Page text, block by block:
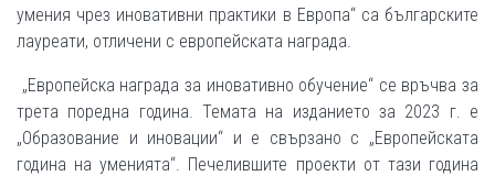
умения чрез иновативни практики в Европа“ са българските
лауреати, отличени с европейската награда.
„Европейска награда за иновативно обучение“ се връчва за
трета поредна година. Темата на изданието за 2023 г. е
„Образование и иновации“ и е свързанo с „Европейската
година на уменията“. Печелившите проекти от тази година